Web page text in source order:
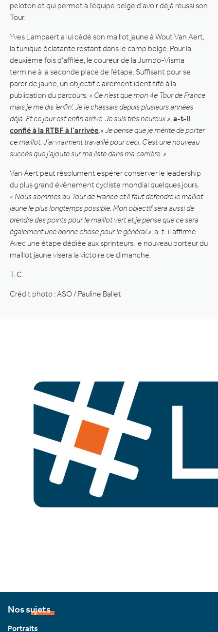
peloton et qui permet à l’équipe belge d’avoir déjà réussi son
Tour.
Yves Lampaert a lui cédé son maillot jaune à Wout Van Aert,
la tunique éclatante restant dans le camp belge. Pour la
deuxième fois d’affilée, le coureur de la Jumbo-Visma
termine à la seconde place de l’étape. Suffisant pour se
parer de jaune, un objectif clairement identitifé à la
publication du parcours. « Ce n’est que mon 4e Tour de France
mais je me dis ‘enfin’. Je le chassais depuis plusieurs années
déjà. Et ce jour est enfin arrivé. Je suis très heureux » a-t-il
confié à la RTBF à l’arrivée « Je pense que je mérite de porter
ce maillot. J’ai vraiment travaillé pour ceci. C’est une nouveau
succès que j’ajoute sur ma liste dans ma carrière. »
Van Aert peut résolument espérer conserver le leadership
du plus grand évènement cycliste mondial quelques jours.
« Nous sommes au Tour de France et il faut défendre le maillot
jaune le plus longtemps possible. Mon objectif sera aussi de
prendre des points pour le maillot vert et je pense que ce sera
également une bonne chose pour le général » , a-t-il affirmé.
Avec une étape dédiée aux sprinteurs, le nouveau porteur du
maillot jaune visera la victoire ce dimanche.
T. C.
Crédit photo : ASO / Pauline Ballet
Nos sujets
Portraits